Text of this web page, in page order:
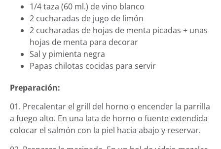
1/4 taza (60 ml.) de vino blanco
2 cucharadas de jugo de limón
2 cucharadas de hojas de menta picadas + unas
hojas de menta para decorar
Sal y pimienta negra
Papas chilotas cocidas para servir
Preparación:
01. Precalentar el grill del horno o encender la parrilla
a fuego alto. En una lata de horno o fuente extendida
colocar el salmón con la piel hacia abajo y reservar.